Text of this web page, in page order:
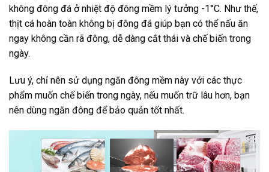
không đông đá ở nhiệt độ đông mềm lý tưởng -1°C. Như thế,
thịt cá hoàn toàn không bị đông đá giúp bạn có thể nấu ăn
ngay không cần rã đông, dễ dàng cắt thái và chế biến trong
ngày.
Lưu ý, chỉ nên sử dụng ngăn đông mềm này với các thực
phẩm muốn chế biến trong ngày, nếu muốn trữ lâu hơn, bạn
nên dùng ngăn đông để bảo quản tốt nhất.